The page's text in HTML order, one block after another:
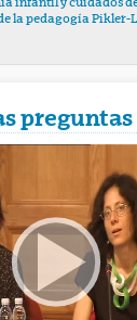
la pedagogía Pikler-
preguntas